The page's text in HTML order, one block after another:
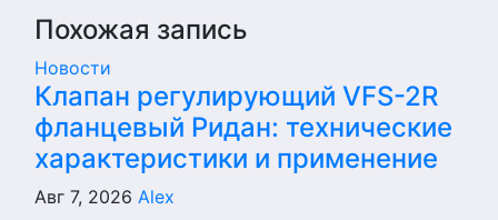
Похожая запись
Новости
Клапан регулирующий VFS-2R
фланцевый Ридан: технические
характеристики и применение
Авг 7, 2026 Alex